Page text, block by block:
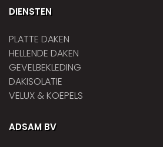
DIENSTEN
PLATTE DAKEN
HELLENDE DAKEN
GEVELBEKLEDING
DAKISOLATIE
VELUX & KOEPELS
ADSAM BV